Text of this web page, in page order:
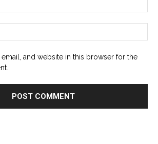
email, and website in this browser for the